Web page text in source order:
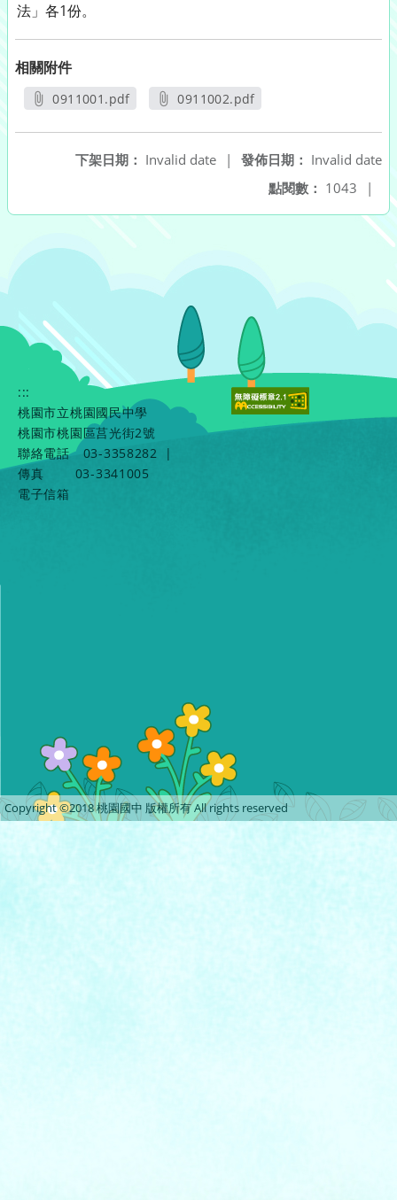
法」各1份。
相關附件
0911001.pdf
0911002.pdf
發佈日期： Invalid date
下架日期： Invalid date
|
點閱數： 1043 |
:::
桃園市立桃園國民中學
桃園市桃園區莒光街2號
聯絡電話
03-3358282
|
傳真
03-3341005
電子信箱
Copyright ©2018 桃園國中 版權所有 All rights reserved